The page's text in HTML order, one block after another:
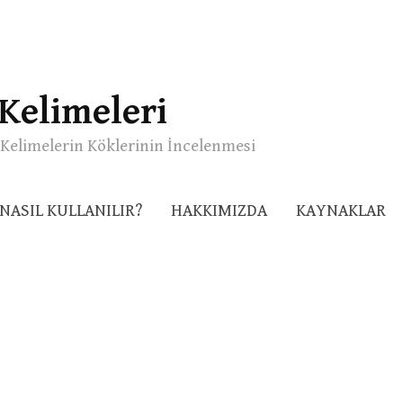
Kelimelerin Köklerinin İncelenmesi
NASIL KULLANILIR? HAKKIMIZDA KAYNAKLAR